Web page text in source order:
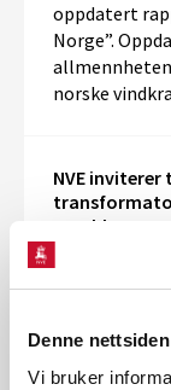
Denne
Vi bruker
oppdatert
Norge”. O
allmennheten
norske
NVE
Bamble,
NVE
kraftledning
Tønsberg.